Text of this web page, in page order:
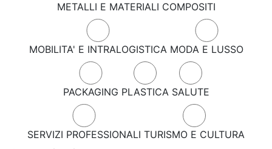
METALLI E MATERIALI COMPOSITI
MOBILITA' E INTRALOGISTICA MODA E LUSSO
PACKAGING PLASTICA SALUTE
SERVIZI PROFESSIONALI TURISMO E CULTURA